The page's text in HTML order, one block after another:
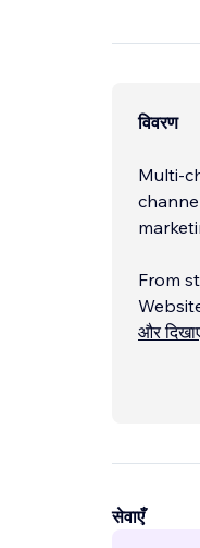
विवरण
Multi-
From
Search
और
सेवाएँ